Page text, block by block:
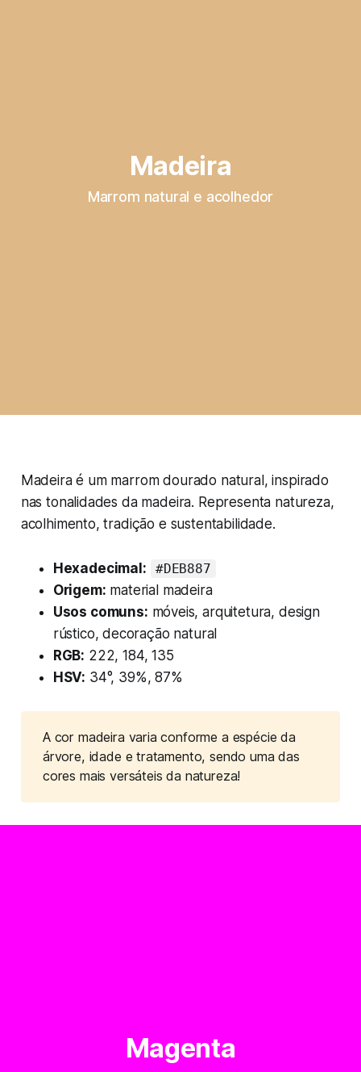
Madeira
Marrom natural e acolhedor
Madeira é um marrom dourado natural, inspirado
nas tonalidades da madeira. Representa natureza,
acolhimento, tradição e sustentabilidade.
Hexadecimal: #DEB887
Origem: material madeira
Usos comuns: móveis, arquitetura, design
rústico, decoração natural
RGB: 222, 184, 135
HSV: 34°, 39%, 87%
A cor madeira varia conforme a espécie da
árvore, idade e tratamento, sendo uma das
cores mais versáteis da natureza!
Magenta